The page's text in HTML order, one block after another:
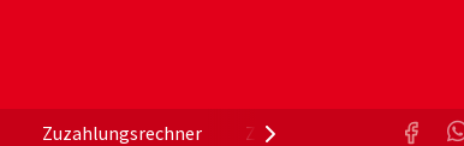
Zuzahlungsrechner Zuzahlungsbefreiung